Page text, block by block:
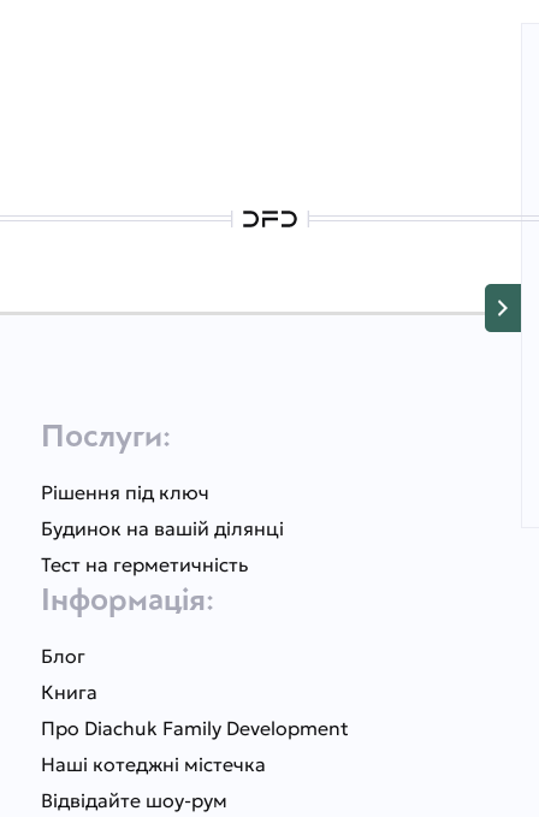
Послуги:
Рішення під ключ
Будинок на вашій ділянці
Тест на герметичність
Інформація:
Блог
Книга
Про Diachuk Family Development
Наші котеджні містечка
Відвідайте шоу-рум